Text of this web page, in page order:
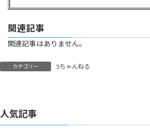
関連記事
関連記事はありません。
カテゴリー 5ちゃんねる
人気記事